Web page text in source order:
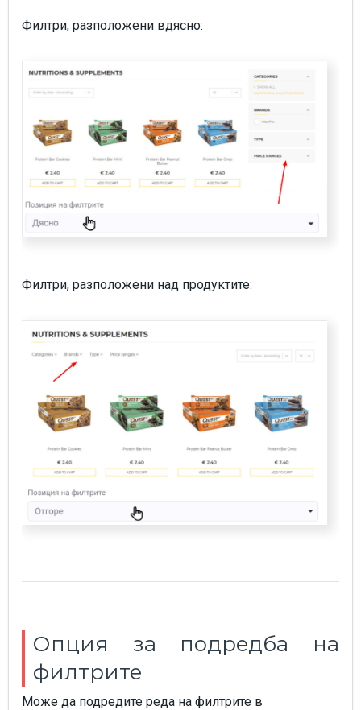
Филтри, разположени вдясно:
Филтри, разположени над продуктите:
Опция за подредба на
филтрите
Може да подредите реда на филтрите в